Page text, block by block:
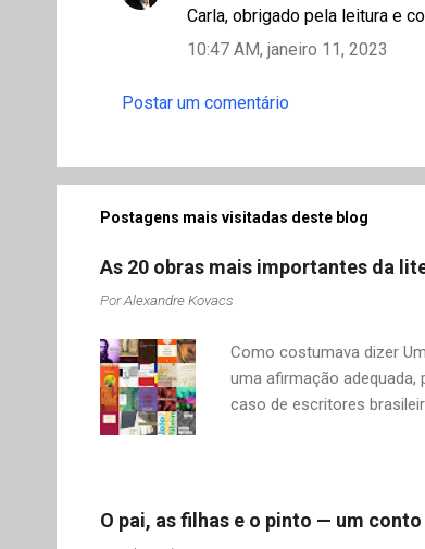
i
s
Carla, obrigado pela leitura e
10:47 AM, janeiro 11, 2023
Postar um comentário
Postagens mais visitadas deste blog
As 20 obras mais importantes da
PorAlexandre Kovacs
Como costumava dizer
uma afirmação adequada,
caso de escritores
o contrário. É
mudamos nós? A
tais como: Álvares de
O pai, as filhas e o pinto — um